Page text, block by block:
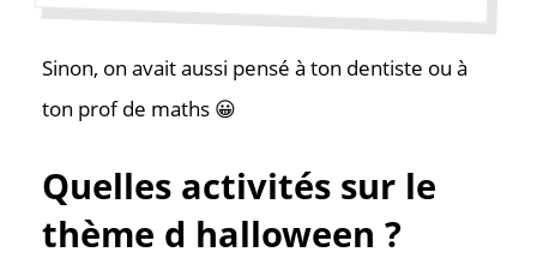
Sinon, on avait aussi pensé à ton dentiste ou à
ton prof de maths 😀
Quelles activités sur le
thème d halloween ?